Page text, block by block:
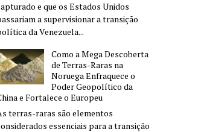
e que os Estados Unidos
a supervisionar a transição
da Venezuela...
Como a Mega Descoberta
de Terras-Raras na
Noruega Enfraquece o
Poder Geopolítico da
e Fortalece o Europeu
terras-raras são elementos
essenciais para a transição